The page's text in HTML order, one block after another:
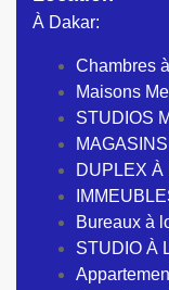
À Dakar:
Chambres
Maisons
STUDIOS
DUPLEX À
Bureaux à
STUDIO À